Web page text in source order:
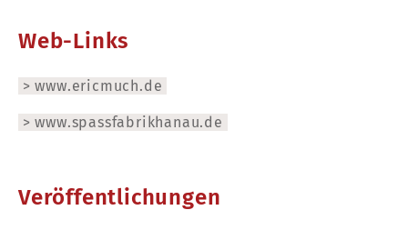
Web-Links
www.ericmuch.de
www.spassfabrikhanau.de
Veröffentlichungen